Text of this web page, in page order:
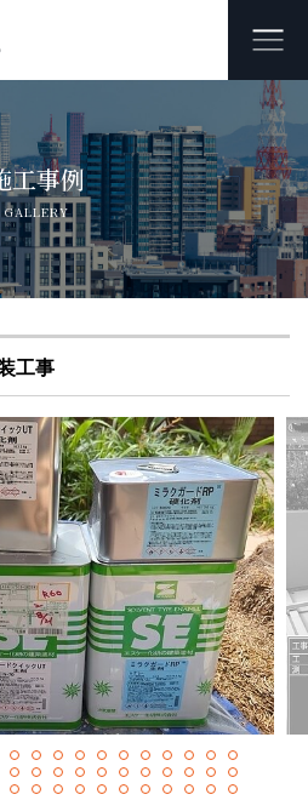
自社施工
大規模修繕工事
ム・リノベーション
工事例
GALLERY
工事